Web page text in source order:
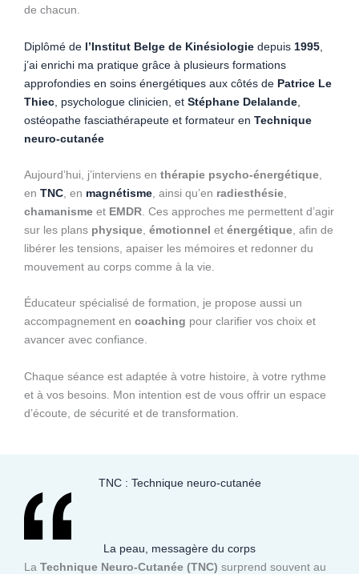
de chacun.
Diplômé de l’Institut Belge de Kinésiologie depuis 1995
j’ai enrichi ma pratique grâce à plusieurs formations
approfondies en soins énergétiques aux côtés de Patrice Le
Thiec , psychologue clinicien, et Stéphane Delalande
ostéopathe fasciathérapeute et formateur en Technique
neuro-cutanée
Aujourd’hui, j’interviens en thérapie psycho-énergétique
en TNC , en magnétisme , ainsi qu’en radiesthésie
chamanisme et EMDR . Ces approches me permettent d’agir
sur les plans physique émotionnel et énergétique , afin de
libérer les tensions, apaiser les mémoires et redonner du
mouvement au corps comme à la vie.
Éducateur spécialisé de formation, je propose aussi un
accompagnement en coaching pour clarifier vos choix et
avancer avec confiance.
Chaque séance est adaptée à votre histoire, à votre rythme
et à vos besoins. Mon intention est de vous offrir un espace
d’écoute, de sécurité et de transformation.
TNC : Technique neuro-cutanée
La peau, messagère du corps
La Technique Neuro-Cutanée (TNC) surprend souvent au